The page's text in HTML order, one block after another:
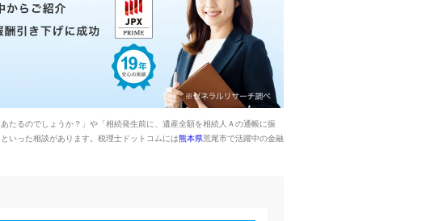
たるのでしょうか？」や「相続発生前に、遺産全額を相続人Ａの通帳に振
いった相談があります。税理士ドットコムには熊本県荒尾市で活躍中の金融